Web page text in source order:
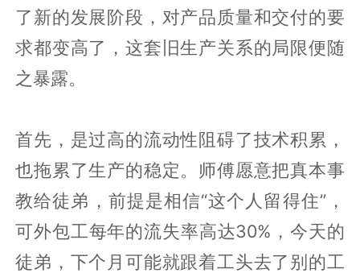
了新的发展阶段，对产品质量和交付的要
求都变高了，这套旧生产关系的局限便随
之暴露。
首先，是过高的流动性阻碍了技术积累，
也拖累了生产的稳定。师傅愿意把真本事
教给徒弟，前提是相信“这个人留得住”，
可外包工每年的流失率高达30%，今天的
徒弟，下个月可能就跟着工头去了别的工